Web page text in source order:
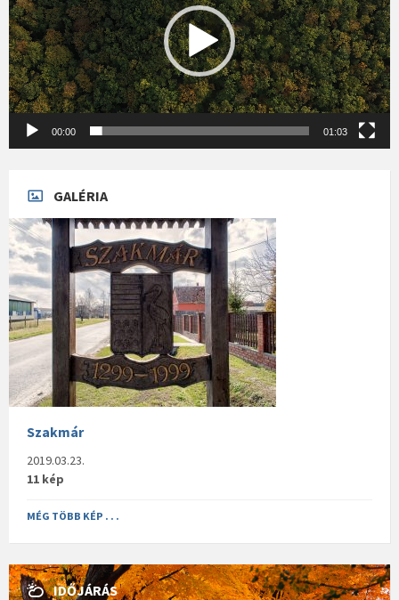
00:00 01:03
GALÉRIA
Szakmár
2019.03.23.
11 kép
MÉG TÖBB KÉP . . .
IDŐJÁRÁS